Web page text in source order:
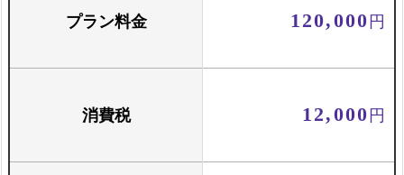
お骨壺セット
骨壺と骨箱のセットです
プラン料金 120,000円
消費税 12,000円